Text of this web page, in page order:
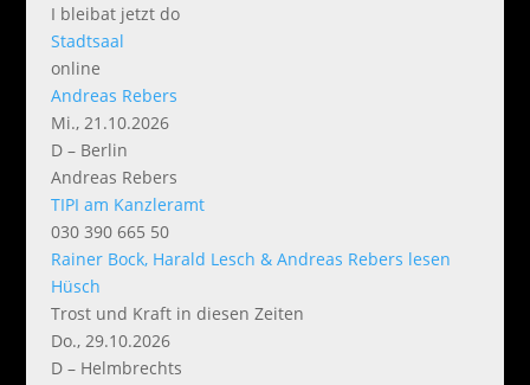
I bleibat jetzt do
Stadtsaal
online
Andreas Rebers
Mi., 21.10.2026
D – Berlin
Andreas Rebers
TIPI am Kanzleramt
030 390 665 50
Rainer Bock, Harald Lesch & Andreas Rebers lesen
Hüsch
Trost und Kraft in diesen Zeiten
Do., 29.10.2026
D – Helmbrechts